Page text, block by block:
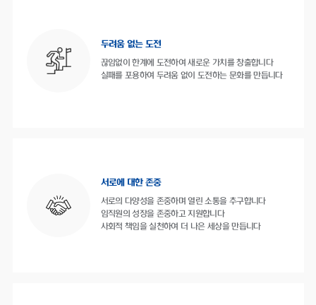
두려움 없는 도전
끊임없이 한계에 도전하여 새로운 가치를 창출합니다
실패를 포용하여 두려움 없이 도전하는 문화를 만듭니다
서로에 대한 존중
서로의 다양성을 존중하며 열린 소통을 추구합니다
임직원의 성장을 존중하고 지원합니다
사회적 책임을 실천하여 더 나은 세상을 만듭니다